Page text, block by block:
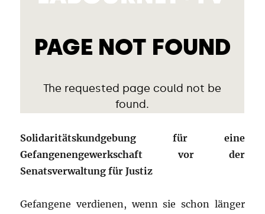
Solidaritätskundgebung für eine
Gefangenengewerkschaft vor der
Senatsverwaltung für Justiz
Gefangene verdienen, wenn sie schon länger